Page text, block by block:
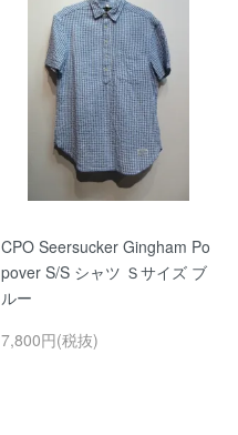
CPO Seersucker Gingham Po
pover S/S シャツ Ｓサイズ ブ
ルー
7,800円(税抜)